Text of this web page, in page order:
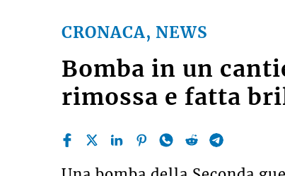
CRONACA, NEWS
Bomba in un
rimossa e fatta